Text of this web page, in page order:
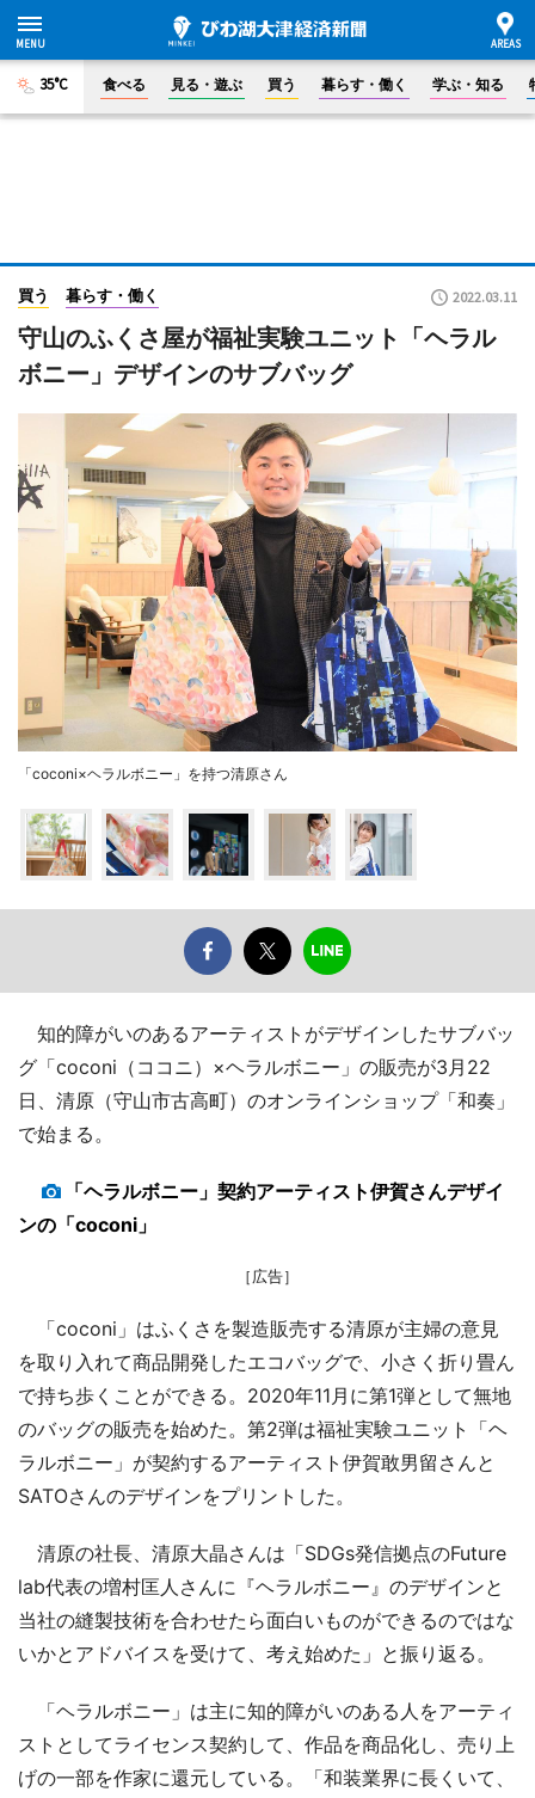
35°C 食べる 見る・遊ぶ 買う 暮らす・働く 学ぶ・知る
買う 暮らす・働く 2022.03.11
守山のふくさ屋が福祉実験ユニット「ヘラル
ボニー」デザインのサブバッグ
「coconi×ヘラルボニー」を持つ清原さん
知的障がいのあるアーティストがデザインしたサブバッ
グ「coconi（ココニ）×ヘラルボニー」の販売が3月22
日、清原（守山市古高町）のオンラインショップ「和奏」
で始まる。
「ヘラルボニー」契約アーティスト伊賀さんデザイ
ンの「coconi」
［広告］
「coconi」はふくさを製造販売する清原が主婦の意見
を取り入れて商品開発したエコバッグで、小さく折り畳ん
で持ち歩くことができる。2020年11月に第1弾として無地
のバッグの販売を始めた。第2弾は福祉実験ユニット「ヘ
ラルボニー」が契約するアーティスト伊賀敢男留さんと
SATOさんのデザインをプリントした。
清原の社長、清原大晶さんは「SDGs発信拠点のFuture
lab代表の増村匡人さんに『ヘラルボニー』のデザインと
当社の縫製技術を合わせたら面白いものができるのではな
いかとアドバイスを受けて、考え始めた」と振り返る。
「ヘラルボニー」は主に知的障がいのある人をアーティ
ストとしてライセンス契約して、作品を商品化し、売り上
げの一部を作家に還元している。「和装業界に長くいて、